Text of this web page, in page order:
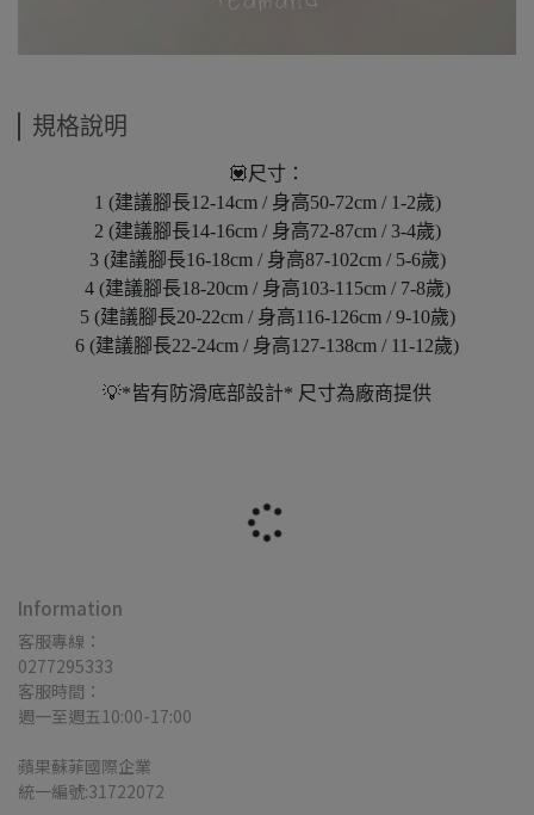
規格說明
💟尺寸：
1 (建議腳長12-14cm / 身高50-72cm / 1-2歲)
2 (建議腳長14-16cm / 身高72-87cm / 3-4歲)
3 (建議腳長16-18cm / 身高87-102cm / 5-6歲)
4 (建議腳長18-20cm / 身高103-115cm / 7-8歲)
5 (建議腳長20-22cm / 身高116-126cm / 9-10歲)
6 (建議腳長22-24cm / 身高127-138cm / 11-12歲)
💡*皆有防滑底部設計* 尺寸為廠商提供
Information
客服專線：
0277295333
客服時間：
週一至週五10:00-17:00
蘋果蘇菲國際企業
統一編號:31722072